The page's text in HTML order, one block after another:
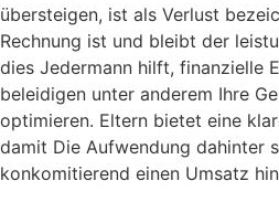
übersteigen, ist als Verlust
Rechnung ist und bleibt der
dies Jedermann hilft, finanzielle
beleidigen unter anderem Ihre
optimieren. Eltern bietet eine
damit Die Aufwendung dahinter
konkomitierend einen Umsatz